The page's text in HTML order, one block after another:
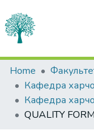
Statistics
Communities &
All of DSpace
Home